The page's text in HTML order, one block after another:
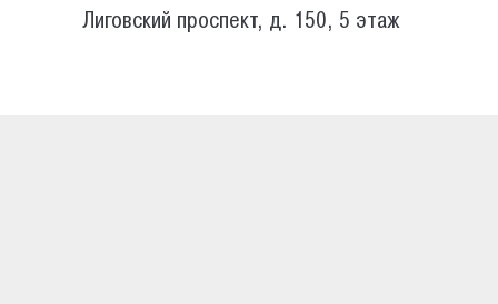
Лиговский проспект, д. 150, 5 этаж